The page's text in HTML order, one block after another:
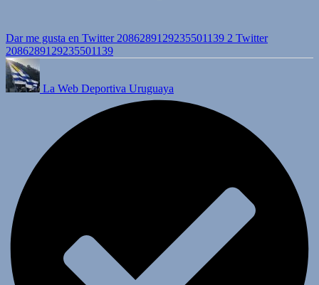
Dar me gusta en Twitter 2086289129235501139 2 Twitter
2086289129235501139
La Web Deportiva Uruguaya